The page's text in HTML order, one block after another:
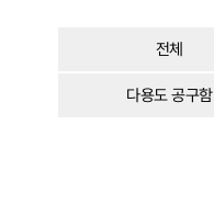
전체
다용도 공구함